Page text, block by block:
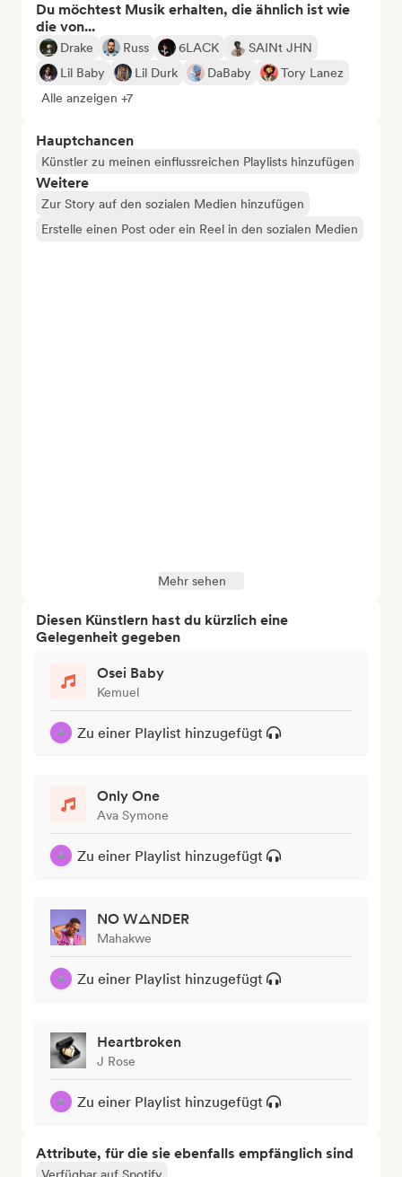
Du möchtest Musik erhalten, die ähnlich ist wie
die von...
Drake Russ 6LACK
SAINt JHN
Lil Baby
Lil Durk DaBaby
Tory Lanez
Alle anzeigen +7
Hauptchancen
Künstler zu meinen einflussreichen Playlists hinzufügen
Weitere
Zur Story auf den sozialen Medien hinzufügen
Erstelle einen Post oder ein Reel in den sozialen Medien
Mehr sehen
Diesen Künstlern hast du kürzlich eine
Gelegenheit gegeben
Osei Baby
Kemuel
Zu einer Playlist hinzugefügt
Only One
Ava Symone
Zu einer Playlist hinzugefügt
NO W△NDER
Mahakwe
Zu einer Playlist hinzugefügt
Heartbroken
J Rose
Zu einer Playlist hinzugefügt
Attribute, für die sie ebenfalls empfänglich sind